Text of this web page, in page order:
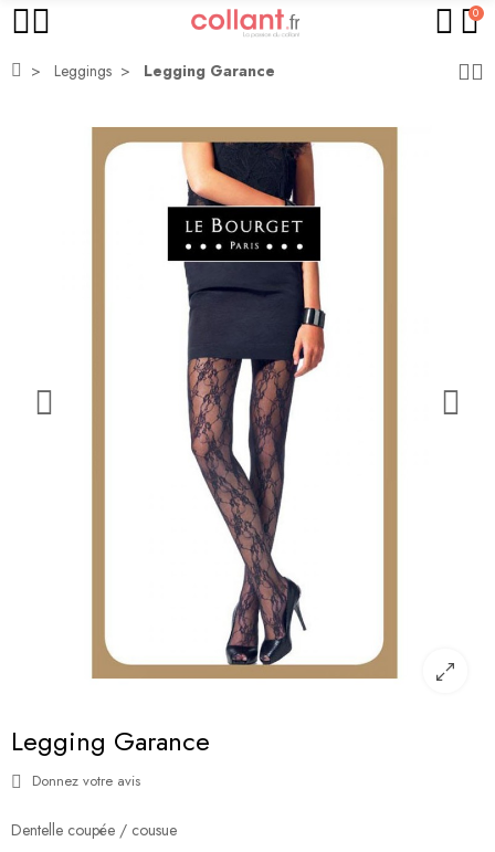
0
Leggings Legging Garance
Legging Garance
Donnez votre avis
Dentelle coupée / cousue